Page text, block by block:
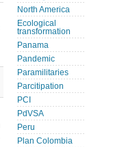
North America
Ecological
transformation
Panama
Pandemic
Paramilitaries
Parcitipation
PCI
PdVSA
Peru
Plan Colombia